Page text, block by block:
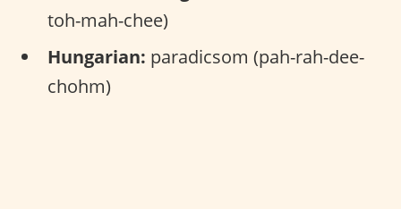
toh-mah-chee)
Hungarian: paradicsom (pah-rah-dee-
chohm)